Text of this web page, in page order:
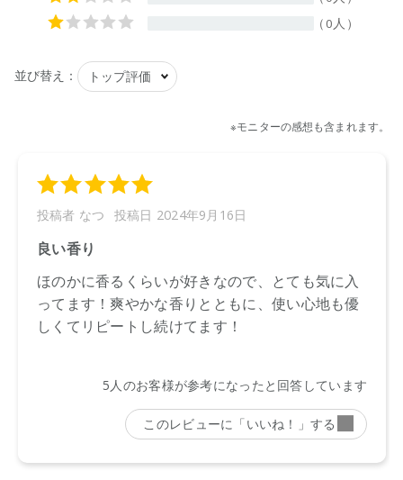
【成分】
ンモニウムメトサルフェートエステルクォート、イソプロピ
ルアルコール、バロスマベツリナ葉エキス・オレンジ果皮
油、ベンジルアルコール、デヒドロ酢酸、塩化Ｃａ
ボトル、キャップ
【原産国】
ニュージーランド
【メーカー品番】
店舗でお問い合わせの際には、下記品番をお伝え下さい。
9420015010459
●2020年8月下旬以降の入荷分より、ボトルの注ぎ口・キャッ
プが仕様変更いたします。（下記画像参照）